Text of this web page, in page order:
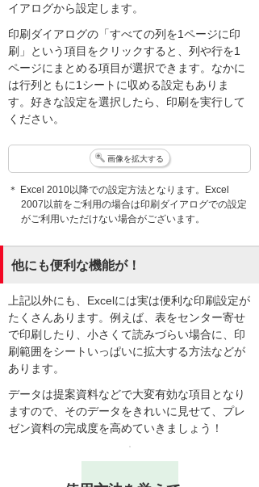
イアログから設定します。
印刷ダイアログの「すべての列を1ページに印
刷」という項目をクリックすると、列や行を1
ページにまとめる項目が選択できます。なかに
は行列ともに1シートに収める設定もありま
す。好きな設定を選択したら、印刷を実行して
ください。
画像を拡大する
＊ Excel 2010以降での設定方法となります。Excel
2007以前をご利用の場合は印刷ダイアログでの設定
がご利用いただけない場合がございます。
他にも便利な機能が！
上記以外にも、Excelには実は便利な印刷設定が
たくさんあります。例えば、表をセンター寄せ
で印刷したり、小さくて読みづらい場合に、印
刷範囲をシートいっぱいに拡大する方法などが
あります。
データは提案資料などで大変有効な項目となり
ますので、そのデータをきれいに見せて、プレ
ゼン資料の完成度を高めていきましょう！